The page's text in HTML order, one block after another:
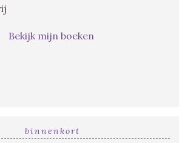
Bekijk mijn boeken
binnenkort